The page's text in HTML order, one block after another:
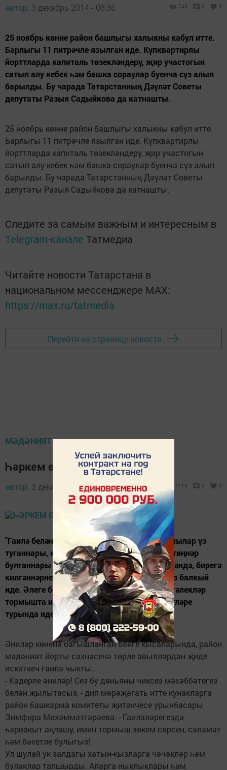
автор, 3 декабрь 2014 - 08:36 740 0 0
25 ноябрь көнне район башлыгы халыкны кабул итте.
Барлыгы 11 питрәчле язылган иде. Күпквартирлы
йорттларда капиталь төзекләндерү, җир участогын
сатып алу кебек һәм башка сораулар буенча сүз алып
барылды. Бу чарада Татарстанның Дәүләт Советы
депутаты Разыя Садыйкова да катнашты.
25 ноябрь көнне район башлыгы халыкны кабул итте.
Барлыгы 11 питрәчле язылган иде. Күпквартирлы
йорттларда капиталь төзекләндерү, җир участогын
сатып алу кебек һәм башка сораулар буенча сүз алып
барылды. Бу чарада Татарстанның Дәүләт Советы
депутаты Разыя Садыйкова да катнашты.
Следите за самым важным и интересным в
Telegram-канале Татмедиа
Читайте новости Татарстана в
национальном мессенджере MАХ:
https://max.ru/tatmedia
Перейти на страницу новости
МӘДӘНИЯТ
Һәркем өчен иң кадерле җир
автор, 3 декабрь 2014 - 06:16 1115 0 0
"Гаилә белән бергәләп" бәйгесендә катнашучылар үз
туганнары, кадерле кешеләре, бер-берсенә тиңнәр
булганнары өчен сөенүләре турында сөйләгәндә, бирегә
килгәннәрнең күзләрендә җылылык һәм наз балкый
иде. Әлеге бер-берсенә һич тә ошамаган истәлекләр
тормышта иң мөһим нәрсә - гаилә кыйммәтләре
турында иде.
Әниләр көненә багышланган бәйге кысаларында, район
мәдәният йорты сәхнәсенә төрле авыллардан җиде
искиткеч гаилә чыкты.
- Кадерле әниләр! Сез бу дөньяны чиксез мәхәббәтегез
белән җылытасыз, - дип мөрәҗәгать итте кунакларга
район башкарма комитеты җитәкчесе урынбасары
Зимфира Мөхәммәтгәрәева. - Гаиләләрегездә
һәрвакыт аңлашу, имин тормыш хөкем сөрсен, сәламәт
һәм бәхетле булыгыз!
Ул шулай ук залдагы хатын-кызларга чәчәкләр һәм
бүләкләр тапшырды. Аларга ныклыклары һәм